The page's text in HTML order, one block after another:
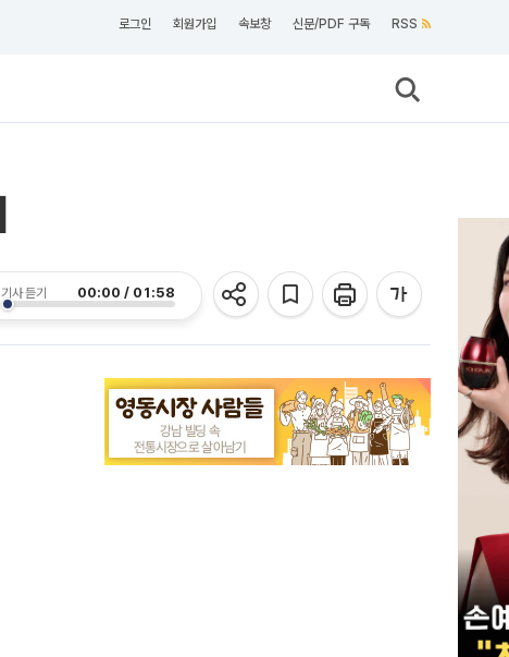
로그인 회원가입 속보창 신문/PDF 구독 RSS
기사 듣기 00:00 / 01:58